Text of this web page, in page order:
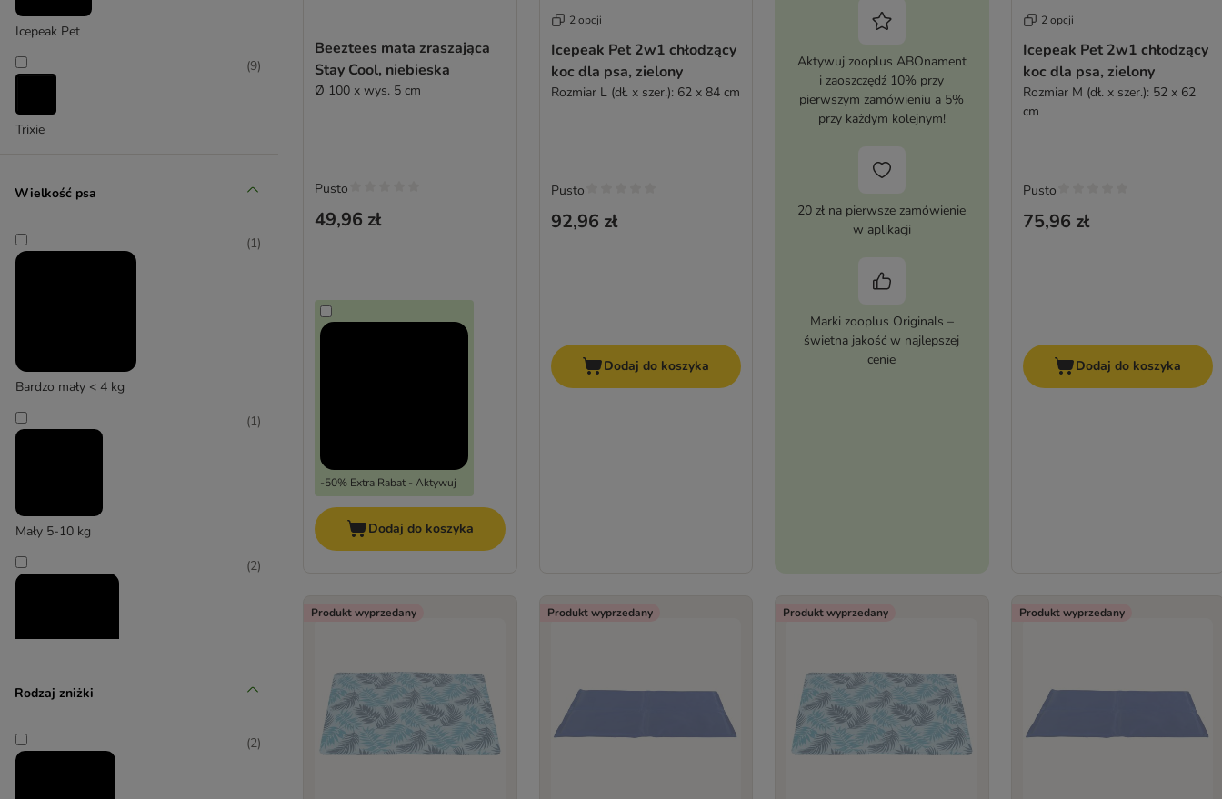
Higieniczne
Okrągłe
Plastikowe
Pluszowe
Wodoodporne
Z możliwością prania
Designed By Lotte
Ferplast
Trixie
Icepeak Pet
Trixie
(9)
Wielkość psa
Bardzo mały < 4 kg
(1)
Mały 5-10 kg
(1)
Średni 11-25 kg
(2)
Rodzaj zniżki
(2)
Beeztees mata zraszająca
Stay Cool, niebieska
Ø 100 x wys. 5 cm
49,96 zł
-50% Extra Rabat - Aktywuj
Pusto
Dodaj do koszyka
2 opcji
Icepeak Pet 2w1 chłodzący
koc dla psa, zielony
Rozmiar L (dł. x szer.): 62 x 84 cm
92,96 zł
Pusto
Dodaj do koszyka
Aktywuj zooplus ABOnament
i zaoszczędź 10% przy
pierwszym zamówieniu a 5%
przy każdym kolejnym!
20 zł na pierwsze zamówienie
w aplikacji
Marki zooplus Originals –
świetna jakość w najlepszej
cenie
2 opcji
Icepeak Pet 2w1 chłodzący
koc dla psa, zielony
Rozmiar M (dł. x szer.): 52 x 62
cm
75,96 zł
Pusto
Dodaj do koszyka
Produkt wyprzedany Produkt wyprzedany Produkt wyprzedany Produkt wyprzedany